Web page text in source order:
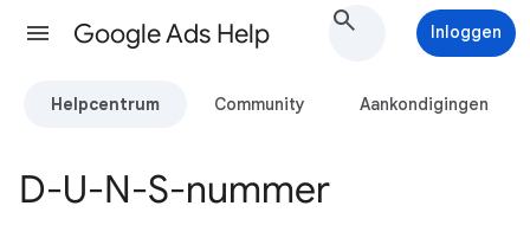
Google Ads Help Inloggen
Helpcentrum Community Aankondigingen
D-U-N-S-nummer